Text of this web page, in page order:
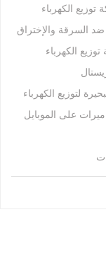
توزيع الكهرباء
السرقة والإختراق
الكهرباء
لتوزيع الكهرباء
على الموبايل